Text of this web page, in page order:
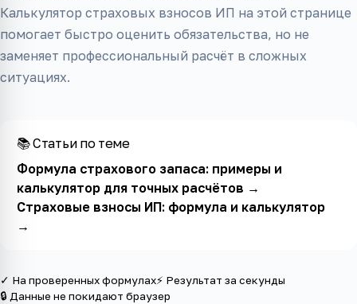
Калькулятор страховых взносов ИП на этой странице
помогает быстро оценить обязательства, но не
заменяет профессиональный расчёт в сложных
ситуациях.
📚 Статьи по теме
Формула страхового запаса: примеры и
калькулятор для точных расчётов →
Страховые взносы ИП: формула и калькулятор
→
✓ На проверенных формулах⚡ Результат за секунды
🔒 Данные не покидают браузер